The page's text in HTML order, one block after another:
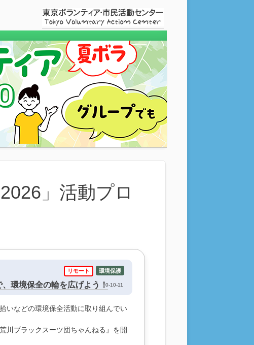
」活動プロ
0-10-11
環境保護
リモート
環境保全の輪を広げよう！
いなどの環境保全活動に取り組んでい
川ブラックスーツ団ちゃんねる』を開